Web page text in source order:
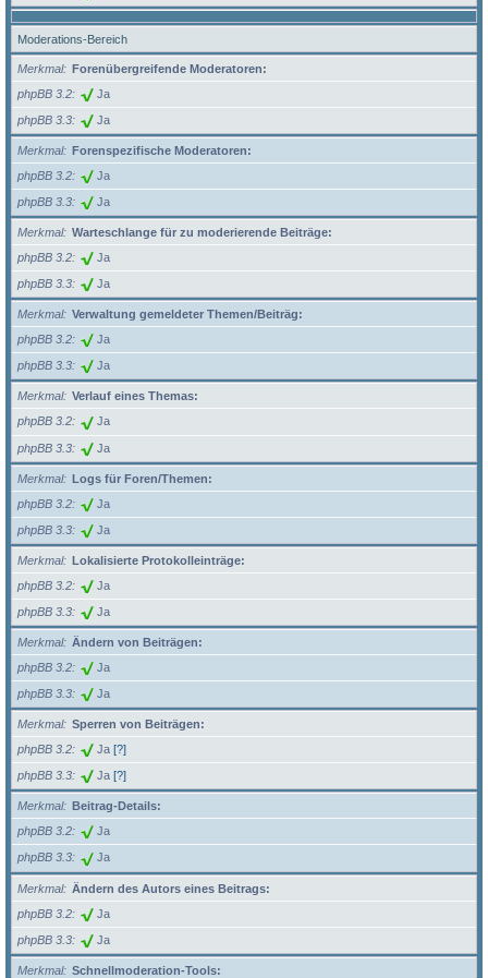
Moderations-Bereich
Merkmal
Forenübergreifende Moderatoren:
phpBB 3.2
Ja
phpBB 3.3 Ja
Merkmal
Forenspezifische Moderatoren:
phpBB 3.2
Ja
phpBB 3.3 Ja
Merkmal
Warteschlange für zu moderierende Beiträge:
phpBB 3.2
Ja
phpBB 3.3 Ja
Merkmal
Verwaltung gemeldeter Themen/Beiträg:
phpBB 3.2
Ja
phpBB 3.3 Ja
Merkmal
Verlauf eines Themas:
phpBB 3.2
Ja
phpBB 3.3 Ja
Merkmal
Logs für Foren/Themen:
phpBB 3.2
Ja
phpBB 3.3 Ja
Merkmal
Lokalisierte Protokolleinträge:
phpBB 3.2
Ja
phpBB 3.3 Ja
Merkmal
Ändern von Beiträgen:
phpBB 3.2
Ja
phpBB 3.3 Ja
Merkmal
Sperren von Beiträgen:
phpBB 3.2
Ja [?]
phpBB 3.3 Ja [?]
Merkmal
Beitrag-Details:
phpBB 3.2
Ja
phpBB 3.3 Ja
Merkmal
Ändern des Autors eines Beitrags:
phpBB 3.2
Ja
phpBB 3.3 Ja
Merkmal
Schnellmoderation-Tools: